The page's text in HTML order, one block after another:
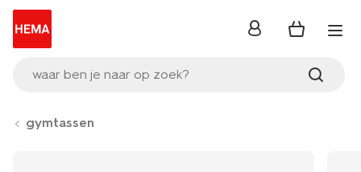
waar ben je naar op zoek?
inloggen
gymtassen